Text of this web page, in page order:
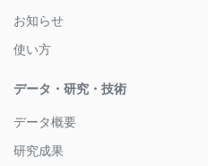
お知らせ
使い方
データ・研究・技術
データ概要
研究成果